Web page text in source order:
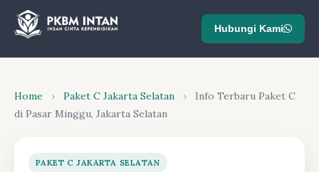
Hubungi Kami
Home › Paket C Jakarta Selatan ›
Info Terbaru Paket C
di Pasar Minggu, Jakarta Selatan
PAKET C JAKARTA SELATAN